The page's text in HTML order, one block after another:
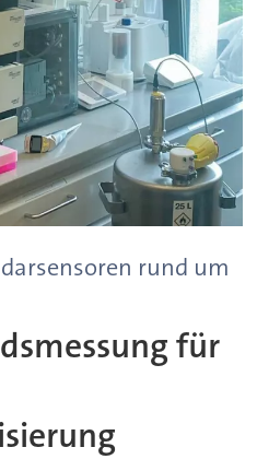
rund um
für